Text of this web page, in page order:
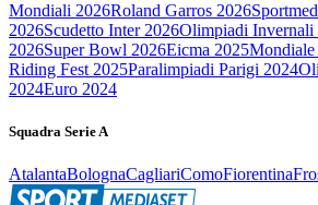
Mondiali 2026Roland Garros 2026
2026Scudetto Inter 2026Olimpiadi
2026Super Bowl 2026Eicma 2025Mondiale
Riding Fest 2025Paralimpiadi Parigi 2024
2024Euro 2024
Squadra Serie A
AtalantaBolognaCagliariComoFiorentina